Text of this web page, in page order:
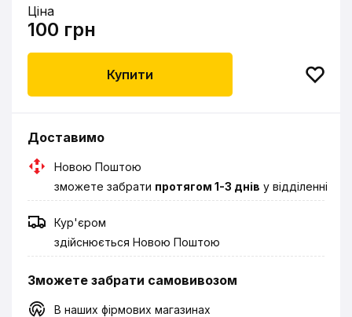
Ціна
100 грн
Купити
Доставимо
Новою Поштою
зможете забрати протягом 1-3 днів у відділенні
Кур'єром
здійснюється Новою Поштою
Зможете забрати самовивозом
В наших фірмових магазинах